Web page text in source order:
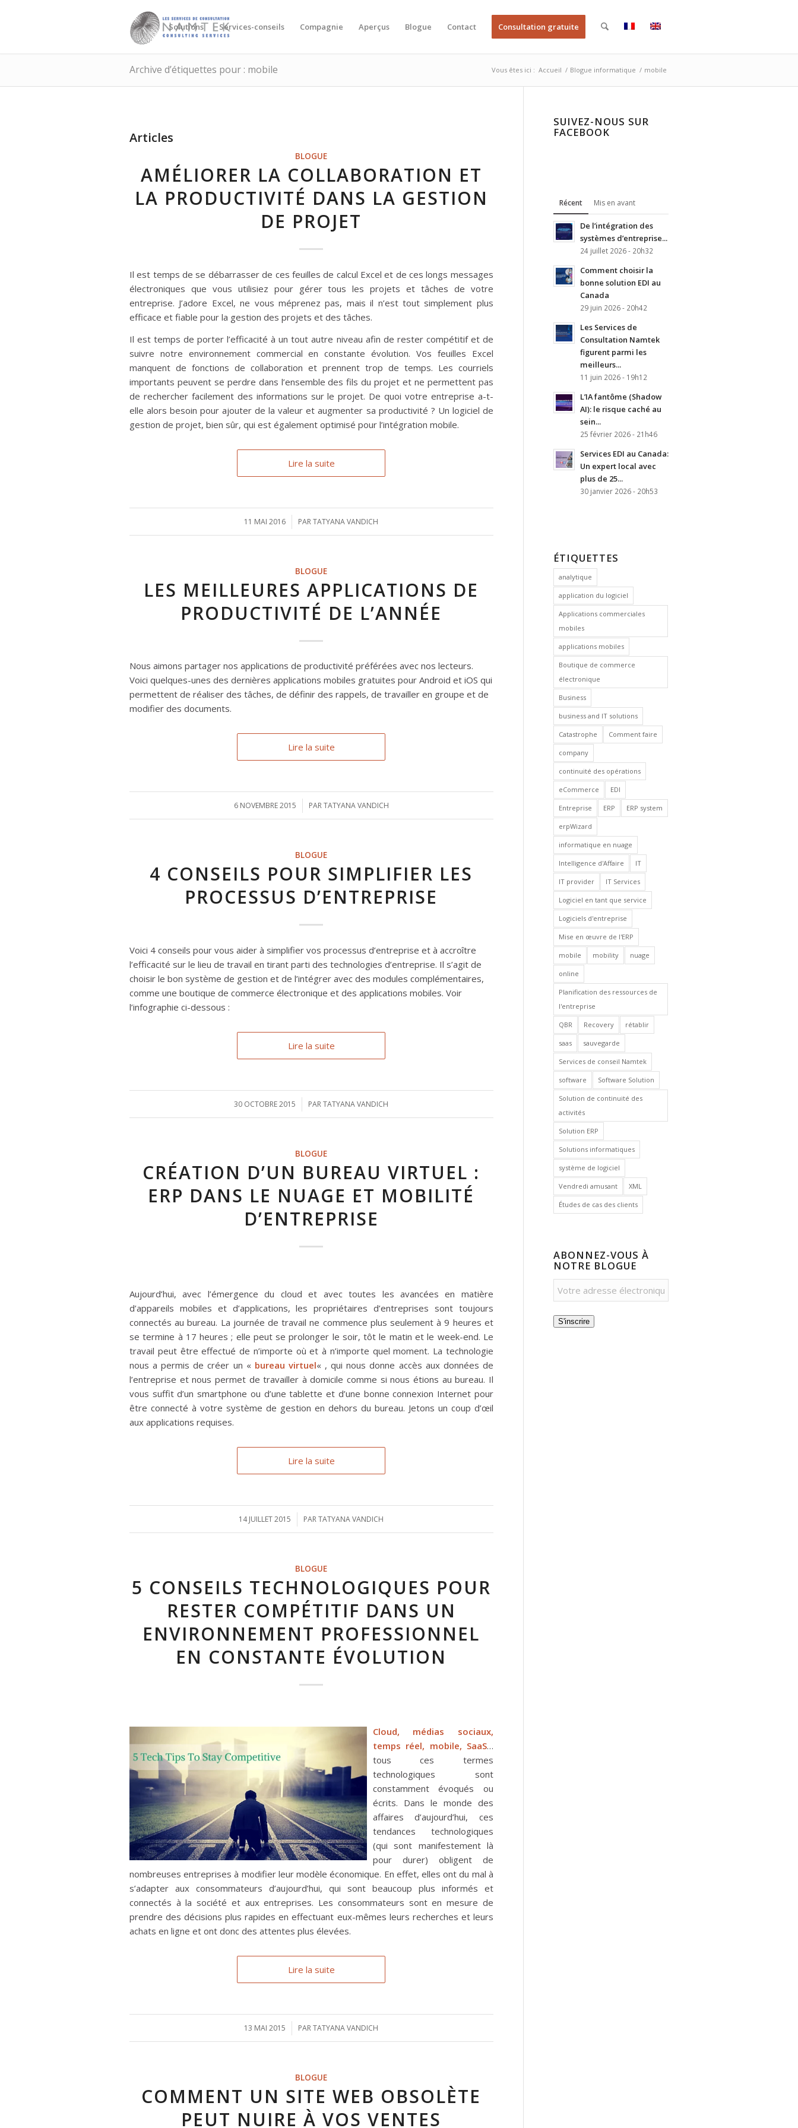
Solutions Services-conseils Compagnie Aperçus Blogue Contact Consultation gratuite
Archive d’étiquettes pour : mobile Vous êtes ici : Accueil / Blogue informatique / mobile
Articles
BLOGUE
AMÉLIORER LA COLLABORATION ET
LA PRODUCTIVITÉ DANS LA GESTION
DE PROJET
Il est temps de se débarrasser de ces feuilles de calcul Excel et de ces longs messages
électroniques que vous utilisiez pour gérer tous les projets et tâches de votre
entreprise. J’adore Excel, ne vous méprenez pas, mais il n’est tout simplement plus
efficace et fiable pour la gestion des projets et des tâches.
Il est temps de porter l’efficacité à un tout autre niveau afin de rester compétitif et de
suivre notre environnement commercial en constante évolution. Vos feuilles Excel
manquent de fonctions de collaboration et prennent trop de temps. Les courriels
importants peuvent se perdre dans l’ensemble des fils du projet et ne permettent pas
de rechercher facilement des informations sur le projet. De quoi votre entreprise a-t-
elle alors besoin pour ajouter de la valeur et augmenter sa productivité ? Un logiciel de
gestion de projet, bien sûr, qui est également optimisé pour l’intégration mobile.
Lire la suite
11 MAI 2016
/ PARTATYANA VANDICH
BLOGUE
LES MEILLEURES APPLICATIONS DE
PRODUCTIVITÉ DE L’ANNÉE
Nous aimons partager nos applications de productivité préférées avec nos lecteurs.
Voici quelques-unes des dernières applications mobiles gratuites pour Android et iOS qui
permettent de réaliser des tâches, de définir des rappels, de travailler en groupe et de
modifier des documents.
Lire la suite
6 NOVEMBRE 2015
/ PARTATYANA VANDICH
BLOGUE
4 CONSEILS POUR SIMPLIFIER LES
PROCESSUS D’ENTREPRISE
Voici 4 conseils pour vous aider à simplifier vos processus d’entreprise et à accroître
l’efficacité sur le lieu de travail en tirant parti des technologies d’entreprise. Il s’agit de
choisir le bon système de gestion et de l’intégrer avec des modules complémentaires,
comme une boutique de commerce électronique et des applications mobiles. Voir
l’infographie ci-dessous :
Lire la suite
30 OCTOBRE 2015
/ PARTATYANA VANDICH
BLOGUE
CRÉATION D’UN BUREAU VIRTUEL :
ERP DANS LE NUAGE ET MOBILITÉ
D’ENTREPRISE
Aujourd’hui, avec l’émergence du cloud et avec toutes les avancées en matière
d’appareils mobiles et d’applications, les propriétaires d’entreprises sont toujours
connectés au bureau. La journée de travail ne commence plus seulement à 9 heures et
se termine à 17 heures ; elle peut se prolonger le soir, tôt le matin et le week-end. Le
travail peut être effectué de n’importe où et à n’importe quel moment. La technologie
nous a permis de créer un « bureau virtuel« , qui nous donne accès aux données de
l’entreprise et nous permet de travailler à domicile comme si nous étions au bureau. Il
vous suffit d’un smartphone ou d’une tablette et d’une bonne connexion Internet pour
être connecté à votre système de gestion en dehors du bureau. Jetons un coup d’œil
aux applications requises.
Lire la suite
14 JUILLET 2015
/ PARTATYANA VANDICH
BLOGUE
5 CONSEILS TECHNOLOGIQUES POUR
RESTER COMPÉTITIF DANS UN
ENVIRONNEMENT PROFESSIONNEL
EN CONSTANTE ÉVOLUTION
Cloud, médias sociaux,
temps réel, mobile, SaaS…
tous ces termes
technologiques sont
constamment évoqués ou
écrits. Dans le monde des
affaires d’aujourd’hui, ces
tendances technologiques
(qui sont manifestement là
pour durer) obligent de
nombreuses entreprises à modifier leur modèle économique. En effet, elles ont du mal à
s’adapter aux consommateurs d’aujourd’hui, qui sont beaucoup plus informés et
connectés à la société et aux entreprises. Les consommateurs sont en mesure de
prendre des décisions plus rapides en effectuant eux-mêmes leurs recherches et leurs
achats en ligne et ont donc des attentes plus élevées.
Lire la suite
13 MAI 2015
/ PARTATYANA VANDICH
BLOGUE
COMMENT UN SITE WEB OBSOLÈTE
PEUT NUIRE À VOS VENTES
SUIVEZ-NOUS SUR
FACEBOOK
Récent Mis en avant
De l’intégration des
systèmes d’entreprise...
24 juillet 2026 - 20h32
Comment choisir la
bonne solution EDI au
Canada
29 juin 2026 - 20h42
Les Services de
Consultation Namtek
figurent parmi les
meilleurs...
11 juin 2026 - 19h12
L’IA fantôme (Shadow
AI): le risque caché au
sein...
25 février 2026 - 21h46
Services EDI au Canada:
Un expert local avec
plus de 25...
30 janvier 2026 - 20h53
ÉTIQUETTES
analytique
application du logiciel
Applications commerciales
mobiles
applications mobiles
Boutique de commerce
électronique
Business
business and IT solutions
Catastrophe Comment faire
company
continuité des opérations
eCommerce EDI
Entreprise ERP ERP system
erpWizard
informatique en nuage
Intelligence d'Affaire IT
IT provider IT Services
Logiciel en tant que service
Logiciels d'entreprise
Mise en œuvre de l'ERP
mobile mobility nuage
online
Planification des ressources de
l'entreprise
QBR Recovery rétablir
saas sauvegarde
Services de conseil Namtek
software Software Solution
Solution de continuité des
activités
Solution ERP
Solutions informatiques
système de logiciel
Vendredi amusant XML
Études de cas des clients
ABONNEZ-VOUS À
NOTRE BLOGUE
S'inscrire